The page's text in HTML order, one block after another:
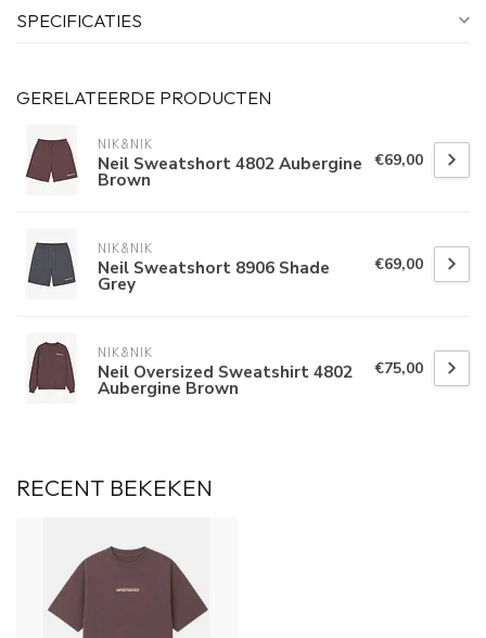
SPECIFICATIES
GERELATEERDE PRODUCTEN
NIK&NIK
Neil Sweatshort 4802 Aubergine
Brown
€69,00
NIK&NIK
Neil Sweatshort 8906 Shade
Grey
€69,00
NIK&NIK
Neil Oversized Sweatshirt 4802
Aubergine Brown
€75,00
RECENT BEKEKEN